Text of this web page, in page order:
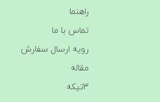
راهنما
تماس با ما
رویه ارسال سفارش
مقاله
3تیکه